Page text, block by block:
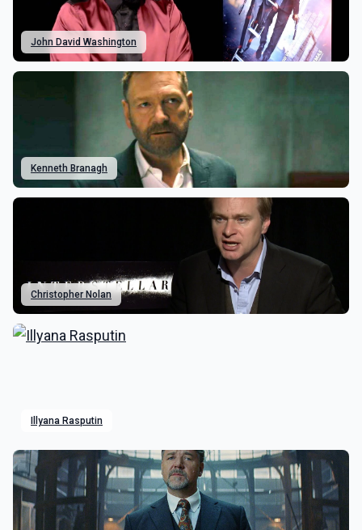
John David Washington
Kenneth Branagh
Christopher Nolan
Illyana Rasputin